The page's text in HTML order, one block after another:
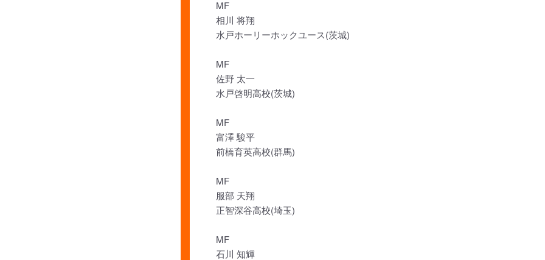
MF
相川 将翔
水戸ホーリーホックユース(茨城)
MF
佐野 太一
水戸啓明高校(茨城)
MF
富澤 駿平
前橋育英高校(群馬)
MF
服部 天翔
正智深谷高校(埼玉)
MF
石川 知輝